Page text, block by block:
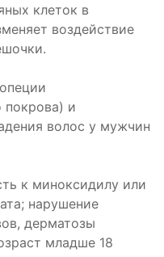
клеток в
воздействие
покрова) и
волос у мужчин
к миноксидилу или
нарушение
дерматозы
младше 18